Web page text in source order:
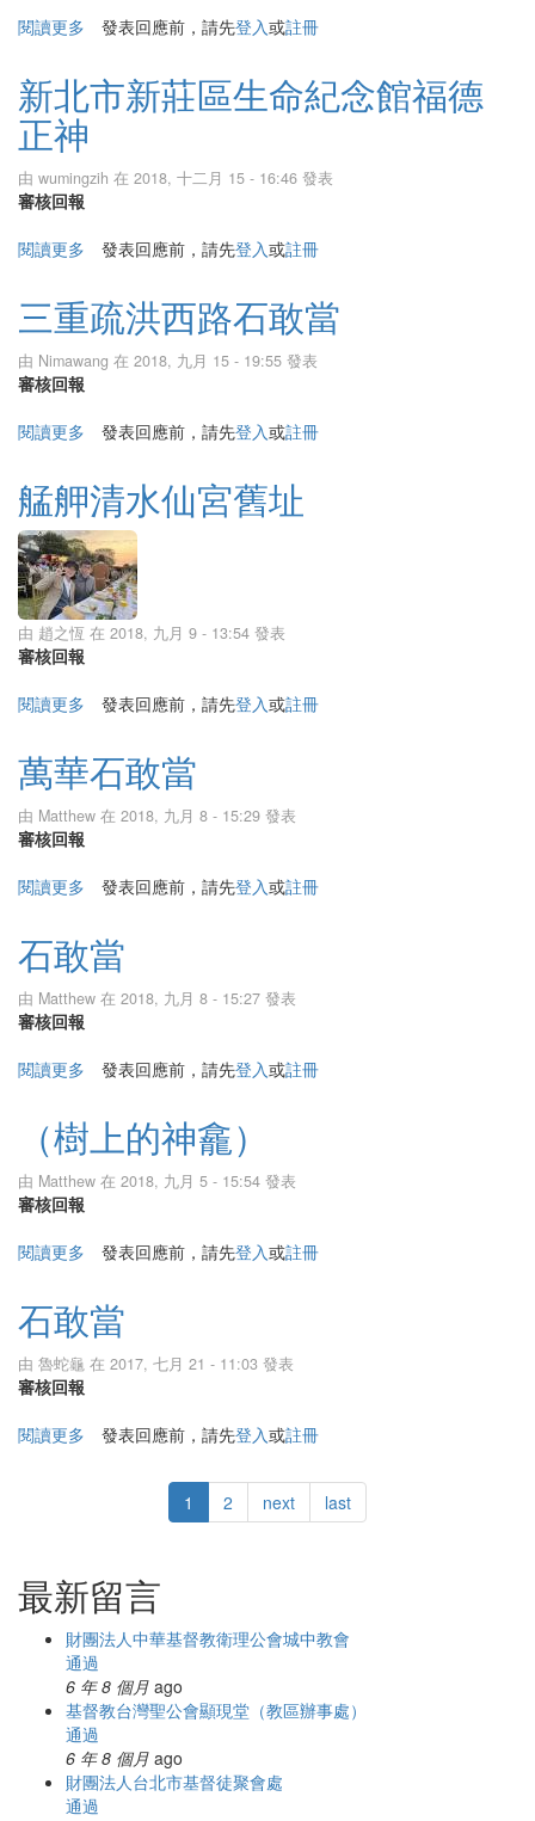
閱讀更多 關於中和泰山石敢當
發表回應前，請先登入或註冊
新北市新莊區生命紀念館福德
正神
由 wumingzih 在 2018, 十二月 15 - 16:46 發表
審核回報
閱讀更多 關於新北市新莊區生命紀念館福德正神
發表回應前，請先登入或註冊
三重疏洪西路石敢當
由 Nimawang 在 2018, 九月 15 - 19:55 發表
審核回報
閱讀更多 關於三重疏洪西路石敢當
發表回應前，請先登入或註冊
艋舺清水仙宮舊址
由 趙之恆 在 2018, 九月 9 - 13:54 發表
審核回報
閱讀更多 關於艋舺清水仙宮舊址
發表回應前，請先登入或註冊
萬華石敢當
由 Matthew 在 2018, 九月 8 - 15:29 發表
審核回報
閱讀更多 關於萬華石敢當
發表回應前，請先登入或註冊
石敢當
由 Matthew 在 2018, 九月 8 - 15:27 發表
審核回報
閱讀更多 關於石敢當
發表回應前，請先登入或註冊
（樹上的神龕）
由 Matthew 在 2018, 九月 5 - 15:54 發表
審核回報
閱讀更多 關於（樹上的神龕）
發表回應前，請先登入或註冊
石敢當
由 魯蛇龜 在 2017, 七月 21 - 11:03 發表
審核回報
閱讀更多 關於石敢當
發表回應前，請先登入或註冊
1 2 next last
最新留言
財團法人中華基督教衛理公會城中教會
通過
6 年 8 個月 ago
基督教台灣聖公會顯現堂（教區辦事處）
通過
6 年 8 個月 ago
財團法人台北市基督徒聚會處
通過